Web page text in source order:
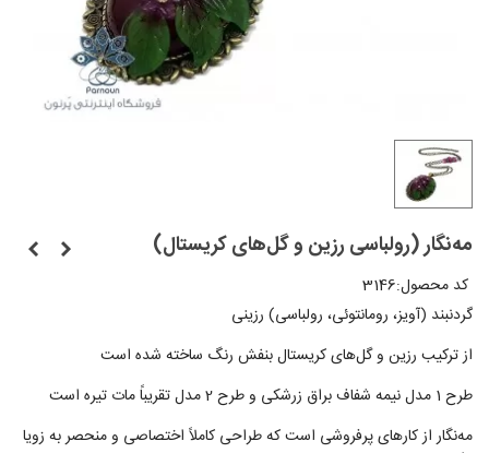
مه‌نگار (رولباسی رزین و گل‌های کریستال)
کد محصول:3146
گردنبند (آویز، رومانتوئی، رولباسی) رزینی
از ترکیب رزین و گل‌های کریستال بنفش رنگ ساخته شده است
طرح 1 مدل نیمه شفاف براق زرشکی و طرح 2 مدل تقریباً مات تیره است
مه‌نگار از کارهای پرفروشی است که طراحی کاملاً اختصاصی و منحصر به زویا